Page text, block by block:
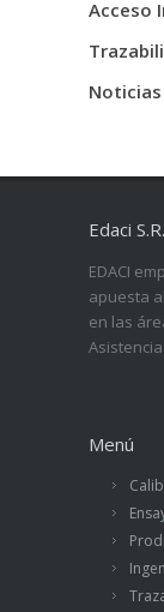
Acceso
Noticias
Edaci
EDACI
apuesta
en las
Menú